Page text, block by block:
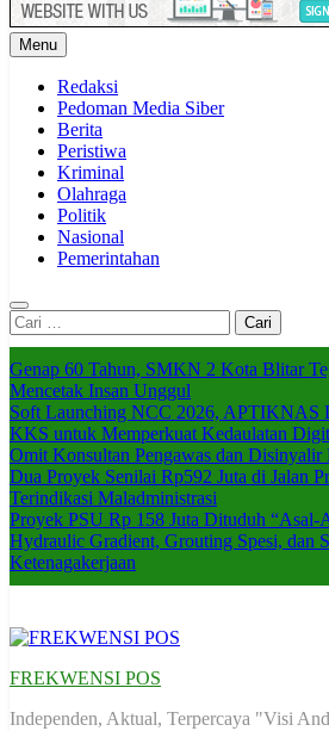
Menu
Redaksi
Pedoman Media Siber
Berita
Peristiwa
Kriminal
Olahraga
Politik
Nasional
Pemerintahan
Cari
untuk:
Genap 60 Tahun, SMKN 2 Kota Blitar
Mencetak Insan Unggul
Soft Launching NCC 2026, APTIKNAS
KKS untuk Memperkuat Kedaulatan
Omit Konsultan Pengawas dan Disinyalir
Dua Proyek Senilai Rp592 Juta di Jalan
Terindikasi Maladministrasi
Proyek PSU Rp 158 Juta Dituduh “Asal-
Hydraulic Gradient, Grouting Spesi, dan
Ketenagakerjaan
FREKWENSI POS
Independen, Aktual, Terpercaya "Visi